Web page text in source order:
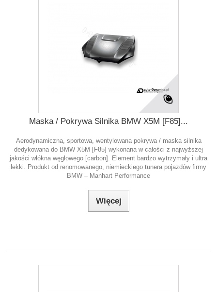
Maska / Pokrywa Silnika BMW X5M [F85]...
Aerodynamiczna, sportowa, wentylowana pokrywa / maska silnika
dedykowana do BMW X5M [F85] wykonana w całości z najwyższej
jakości włókna węglowego [carbon]. Element bardzo wytrzymały i ultra
lekki. Produkt od renomowanego, niemieckiego tunera pojazdów firmy
BMW – Manhart Performance
Więcej